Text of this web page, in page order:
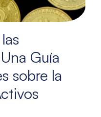
Guía
sobre la